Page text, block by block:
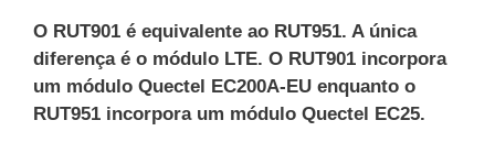
O RUT901 é equivalente ao RUT951. A única
diferença é o módulo LTE. O RUT901 incorpora
um módulo Quectel EC200A-EU enquanto o
RUT951 incorpora um módulo Quectel EC25.